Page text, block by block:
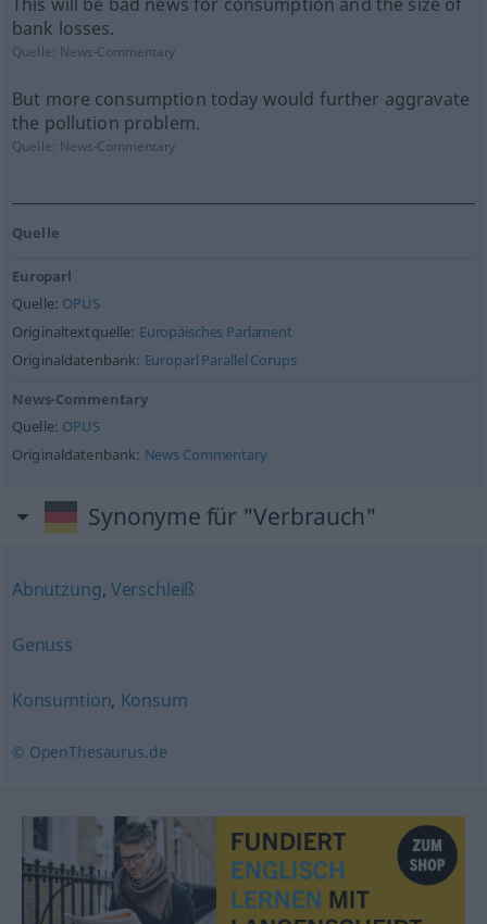
bank losses.
Quelle: News-Commentary
But more consumption today would further aggravate
the pollution problem.
Quelle: News-Commentary
Quelle
Europarl
Quelle: OPUS
Originaltextquelle: Europäisches Parlament
Originaldatenbank: Europarl Parallel Corups
News-Commentary
Quelle: OPUS
Originaldatenbank: News Commentary
Synonyme für "Verbrauch"
Abnutzung, Verschleiß
Genuss
Konsumtion, Konsum
© OpenThesaurus.de